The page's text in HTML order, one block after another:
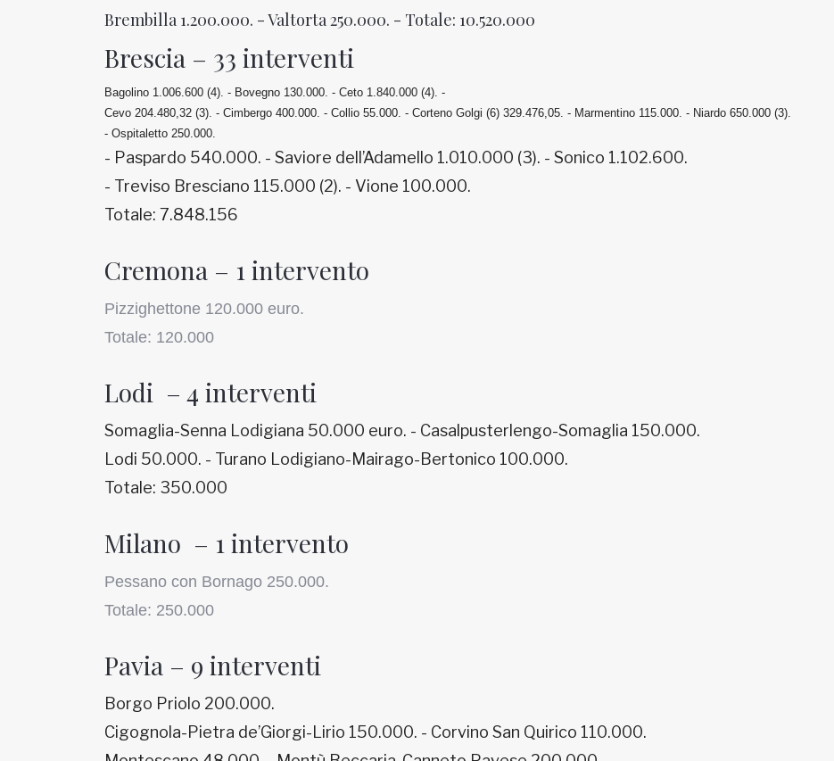
Brembilla 1.200.000. - Valtorta 250.000. - Totale: 10.520.000
Brescia – 33 interventi
Bagolino 1.006.600 (4). - Bovegno 130.000. - Ceto 1.840.000 (4). -
Cevo 204.480,32 (3). - Cimbergo 400.000. - Collio 55.000. - Corteno Golgi (6) 329.476,05. - Marmentino 115.000. - Niardo 650.000 (3).
- Ospitaletto 250.000.
- Paspardo 540.000. - Saviore dell’Adamello 1.010.000 (3). - Sonico 1.102.600.
- Treviso Bresciano 115.000 (2). - Vione 100.000.
Totale: 7.848.156
Cremona – 1 intervento
Pizzighettone 120.000 euro.
Totale: 120.000
Lodi – 4 interventi
Somaglia-Senna Lodigiana 50.000 euro. - Casalpusterlengo-Somaglia 150.000.
Lodi 50.000. - Turano Lodigiano-Mairago-Bertonico 100.000.
Totale: 350.000
Milano – 1 intervento
Pessano con Bornago 250.000.
Totale: 250.000
Pavia – 9 interventi
Borgo Priolo 200.000.
Cigognola-Pietra de’Giorgi-Lirio 150.000. - Corvino San Quirico 110.000.